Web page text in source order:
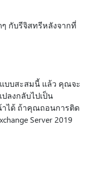
กับรีจิสทรีหลังจากที่
บบสะสมนี้ แล้ว คุณจะ
ลงกลับไปเป็น
าได้ ถ้าคุณถอนการติด
Server 2019